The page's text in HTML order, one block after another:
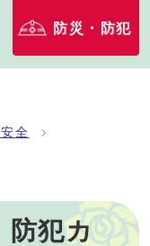
防災・防犯
全
防犯カ